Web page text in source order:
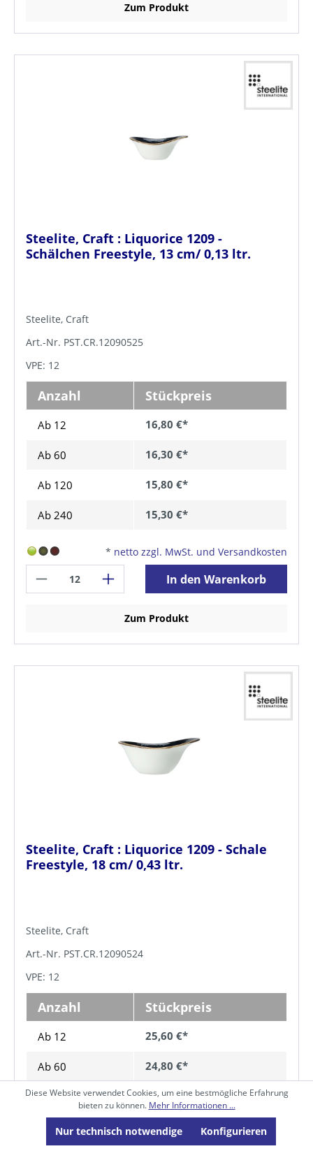
Zum Produkt
Steelite, Craft : Liquorice 1209 -
Schälchen Freestyle, 13 cm/ 0,13 ltr.
Steelite, Craft
Art.-Nr. PST.CR.12090525
VPE: 12
Anzahl Stückpreis
Ab 12 16,80 €*
Ab 60 16,30 €*
Ab 120 15,80 €*
Ab 240 15,30 €*
* netto zzgl. MwSt. und Versandkosten
In den Warenkorb
Zum Produkt
Steelite, Craft : Liquorice 1209 - Schale
Freestyle, 18 cm/ 0,43 ltr.
Steelite, Craft
Art.-Nr. PST.CR.12090524
VPE: 12
Anzahl Stückpreis
Ab 12 25,60 €*
Ab 60 24,80 €*
Ab120 24,00 €*
240 23,30 €*
Diese Website verwendet Cookies, um eine bestmögliche Erfahrung
bieten zu können. Mehr Informationen ...
Nur technisch notwendige Konfigurieren